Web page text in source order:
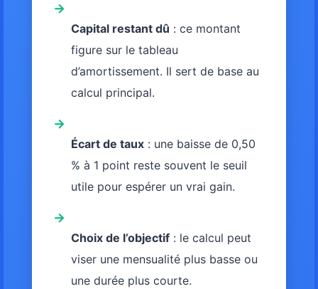
→
Capital restant dû : ce montant
figure sur le tableau
d’amortissement. Il sert de base au
calcul principal.
→
Écart de taux : une baisse de 0,50
% à 1 point reste souvent le seuil
utile pour espérer un vrai gain.
→
Choix de l’objectif : le calcul peut
viser une mensualité plus basse ou
une durée plus courte.